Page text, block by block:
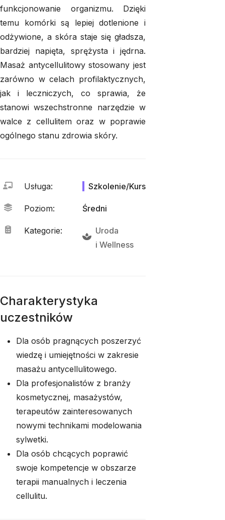
funkcjonowanie organizmu. Dzięki
temu komórki są lepiej dotlenione i
odżywione, a skóra staje się gładsza,
bardziej napięta, sprężysta i jędrna.
Masaż antycellulitowy stosowany jest
zarówno w celach profilaktycznych,
jak i leczniczych, co sprawia, że
stanowi wszechstronne narzędzie w
walce z cellulitem oraz w poprawie
ogólnego stanu zdrowia skóry.
Usługa: Szkolenie/Kurs
Poziom: Średni
Kategorie:
Uroda
i Wellness
Charakterystyka
uczestników
Dla osób pragnących poszerzyć
wiedzę i umiejętności w zakresie
masażu antycellulitowego.
Dla profesjonalistów z branży
kosmetycznej, masażystów,
terapeutów zainteresowanych
nowymi technikami modelowania
sylwetki.
Dla osób chcących poprawić
swoje kompetencje w obszarze
terapii manualnych i leczenia
cellulitu.